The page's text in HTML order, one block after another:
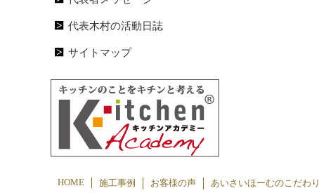
代表木村の活動日誌
サイトマップ
HOME 施工事例 お客様の声 あいさいほーむのこだわり